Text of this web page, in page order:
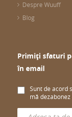
Despre Wuuff
Blog
Primiți sfaturi
în email
Sunt de acord
mă